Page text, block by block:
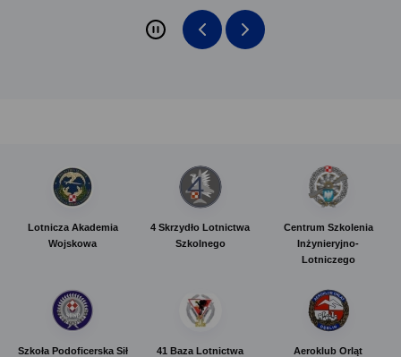
slider włączony
Lotnicza Akademia
Wojskowa
4 Skrzydło Lotnictwa
Szkolnego
Centrum Szkolenia
Inżynieryjno-
Lotniczego
Szkoła Podoficerska Sił
41 Baza Lotnictwa
Aeroklub Orląt